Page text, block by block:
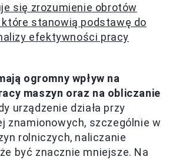
się zrozumienie obrotów
stanowią podstawę do
efektywności pracy
ogromny wpływ na
maszyn oraz na obliczanie
urządzenie działa przy
znamionowych, szczególnie w
rolniczych, naliczanie
być znacznie mniejsze. Na